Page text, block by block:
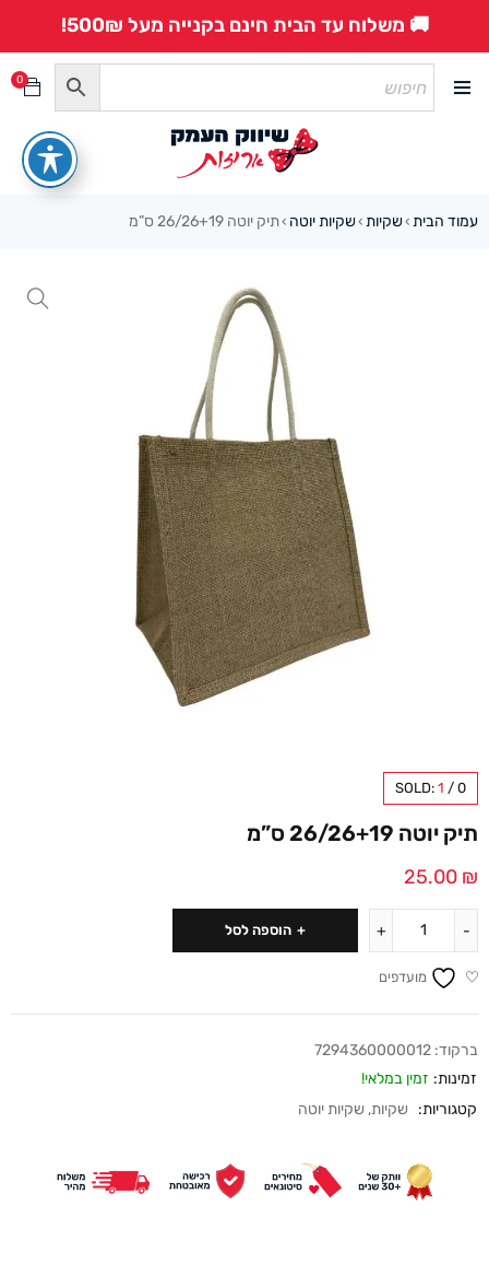
🚚 משלוח עד הבית חינם בקנייה מעל 500₪!
0
עמוד הבית ›שקיות ›שקיות יוטה ›תיק יוטה 26/26+19 ס”מ
SOLD: 1 / 0
תיק יוטה 26/26+19 ס”מ
25.00 ₪
הוספה לסל
מועדפים
ברקוד: 7294360000012
זמינות: זמין במלאי!
קטגוריות:
שקיות, שקיות יוטה